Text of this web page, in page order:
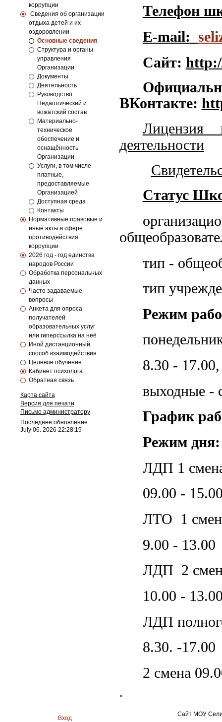
коррупции
Сведения об организации
отдыха детей и их
оздоровлении
Основные сведения
Структура и органы
управления
Организации
Документы
Деятельность
Руководство.
Педагогический и
вожатский состав
Материально-
техническое
обеспечение и
оснащённость
Организации
Услуги, в том числе
платные,
предоставляемые
Организацией
Доступная среда
Контакты
Нормативные правовые и
иные акты в сфере
противодействия
коррупции
2026 год - год единства
народов России
Обработка персональных
данных
Часто задаваемые
вопросы
Анкета для опроса
получателей
образовательных услуг
или гиперссылка на неё
Иной дистанционный
способ взаимодействия
Целевое обучение
Кабинет психолога
Обратная связь
Карта сайта
Версия для печати
Письмо администратору
Последнее обновление:
July 06. 2026 22:28:19
Телефон
E-mail:
Сайт: http
ВКонтакте:
Лицензия
деятельности
Статус
тип -
тип
Режим
8.30 - 17.00,
выходные -
График
Режим дня:
ЛДП 1
09.00 -
ЛТО 1
9.00 - 13.00
ЛДП 2
10.00 -
ЛДП
8.30. -17.00
2 смена
<
Вход
Сайт МОУ